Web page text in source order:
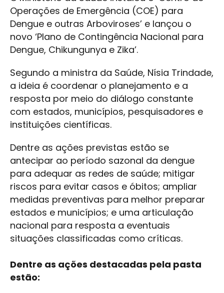
Operações de Emergência (COE) para
Dengue e outras Arboviroses’ e lançou o
novo ‘Plano de Contingência Nacional para
Dengue, Chikungunya e Zika’.
Segundo a ministra da Saúde, Nísia Trindade,
a ideia é coordenar o planejamento e a
resposta por meio do diálogo constante
com estados, municípios, pesquisadores e
instituições científicas.
Dentre as ações previstas estão se
antecipar ao período sazonal da dengue
para adequar as redes de saúde; mitigar
riscos para evitar casos e óbitos; ampliar
medidas preventivas para melhor preparar
estados e municípios; e uma articulação
nacional para resposta a eventuais
situações classificadas como críticas.
Dentre as ações destacadas pela pasta
estão: